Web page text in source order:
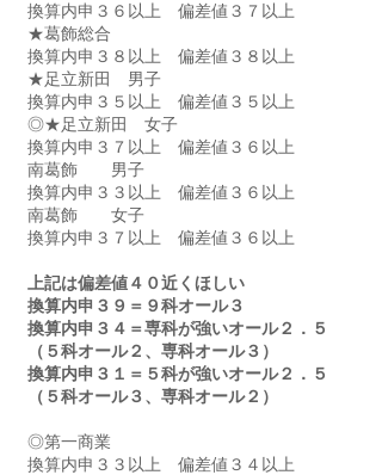
換算内申３６以上　偏差値３７以上
★葛飾総合
換算内申３８以上　偏差値３８以上
★足立新田　男子
換算内申３５以上　偏差値３５以上
◎★足立新田　女子
換算内申３７以上　偏差値３６以上
南葛飾　　男子
換算内申３３以上　偏差値３６以上
南葛飾　　女子
換算内申３７以上　偏差値３６以上
上記は偏差値４０近くほしい
換算内申３９＝９科オール３
換算内申３４＝専科が強いオール２．５
（５科オール２、専科オール３）
換算内申３１＝５科が強いオール２．５
（５科オール３、専科オール２）
◎第一商業
換算内申３３以上　偏差値３４以上